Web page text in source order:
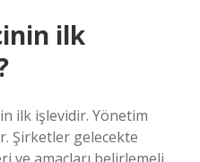
ilk
ilk işlevidir. Yönetim
Şirketler gelecekte